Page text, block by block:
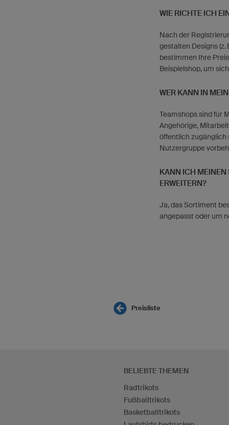
WIE RICHTE ICH
Nach der
gestalten Designs (z.
bestimmen Ihre
Beispielshop, um
WER KANN IN
Teamshops sind für
Angehörige,
öffentlich zugänglich
Nutzergruppe
KANN ICH MEINEN
ERWEITERN?
Ja, das Sortiment
angepasst oder um
Preisliste
BELIEBTE THEMEN
Radtrikots
Fußballtrikots
Basketballtrikots